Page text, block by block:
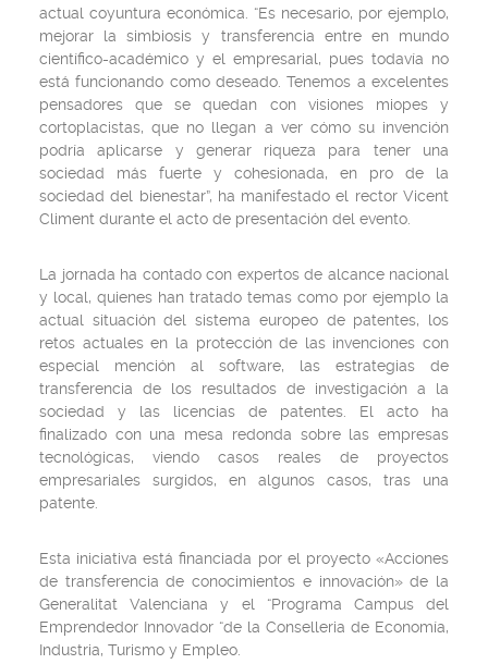
actual coyuntura económica. “Es necesario, por ejemplo,
mejorar la simbiosis y transferencia entre en mundo
científico-académico y el empresarial, pues todavía no
está funcionando como deseado. Tenemos a excelentes
pensadores que se quedan con visiones miopes y
cortoplacistas, que no llegan a ver cómo su invención
podría aplicarse y generar riqueza para tener una
sociedad más fuerte y cohesionada, en pro de la
sociedad del bienestar”, ha manifestado el rector Vicent
Climent durante el acto de presentación del evento.
La jornada ha contado con expertos de alcance nacional
y local, quienes han tratado temas como por ejemplo la
actual situación del sistema europeo de patentes, los
retos actuales en la protección de las invenciones con
especial mención al software, las estrategias de
transferencia de los resultados de investigación a la
sociedad y las licencias de patentes. El acto ha
finalizado con una mesa redonda sobre las empresas
tecnológicas, viendo casos reales de proyectos
empresariales surgidos, en algunos casos, tras una
patente.
Esta iniciativa está financiada por el proyecto «Acciones
de transferencia de conocimientos e innovación» de la
Generalitat Valenciana y el “Programa Campus del
Emprendedor Innovador “de la Conselleria de Economía,
Industria, Turismo y Empleo.